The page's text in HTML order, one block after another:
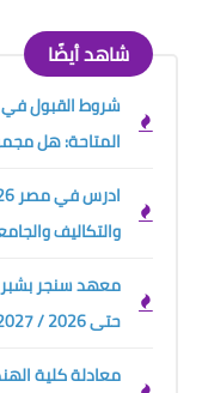
شاهد أيضًا
المتاحة: هل
والتكاليف
معهد سنجر
حتى 2026 / 2027
معادلة كلية